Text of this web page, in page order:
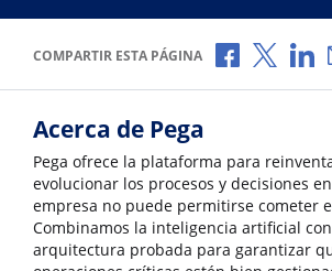
COMPARTIR ESTA PÁGINA Compartir a
Acerca de Pega
Pega ofrece la plataforma para
evolucionar los procesos y decisiones
empresa no puede permitirse cometer
Combinamos la inteligencia artificial
arquitectura probada para garantizar